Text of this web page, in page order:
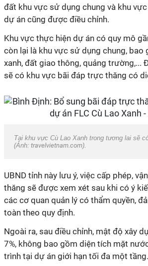
đất khu vực sử dụng chung và khu
dự án cũng được điều chỉnh.
Khu vực thực hiện dự án có quy mô
còn lại là khu vực sử dụng chung,
xanh, đất giao thông, quảng trường,...
sẽ có khu vực bãi đáp trực thăng có
Tại khu vực Cù Lao Xanh trong tương lai sẽ
(Ảnh: travelvietnam.com).
UBND tỉnh này lưu ý, việc cấp phép,
thăng sẽ được xem xét sau khi có ý
các cơ quan quản lý có thẩm quyền,
toàn theo quy định.
Ngoài ra, sau điều chỉnh, mật độ xây
7%, không bao gồm diện tích mặt
trình tại dự án giới hạn tối đa một tầng.